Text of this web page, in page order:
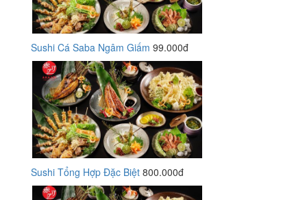
Sushi Cá Saba Ngâm Giấm 99.000đ
Sushi Tổng Hợp Đặc Biệt 800.000đ